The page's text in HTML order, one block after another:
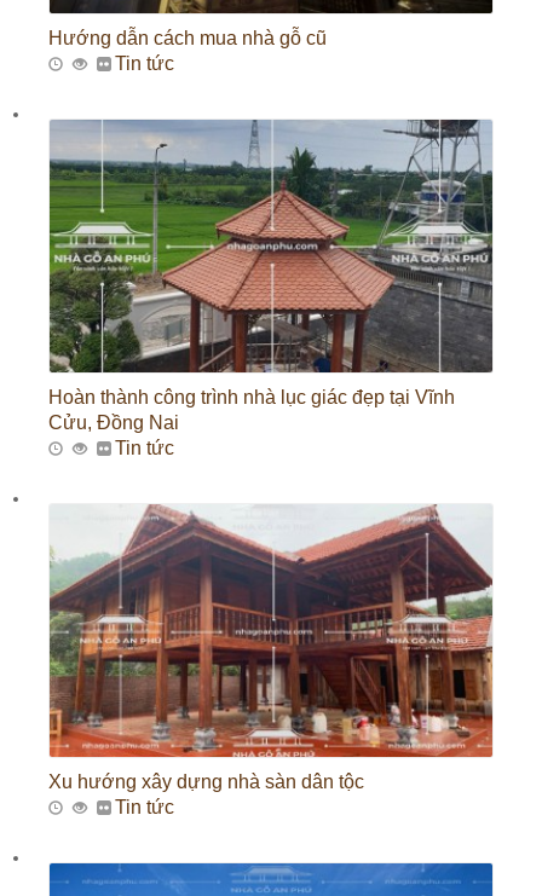
Hướng dẫn cách mua nhà gỗ cũ
Tin tức
Hoàn thành công trình nhà lục giác đẹp tại Vĩnh
Cửu, Đồng Nai
Tin tức
Xu hướng xây dựng nhà sàn dân tộc
Tin tức